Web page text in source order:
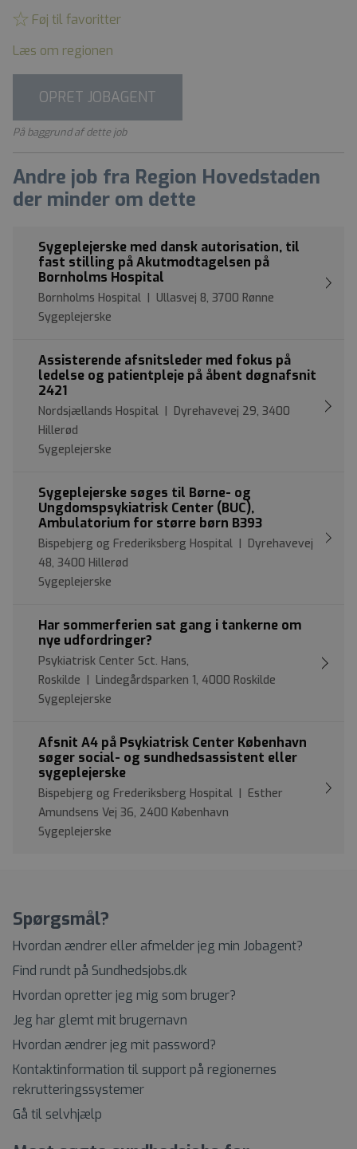
Føj til favoritter
Læs om regionen
OPRET JOBAGENT
På baggrund af dette job
Andre job fra Region Hovedstaden
der minder om dette
Sygeplejerske med dansk autorisation, til
fast stilling på Akutmodtagelsen på
Bornholms Hospital
Bornholms Hospital | Ullasvej 8, 3700 Rønne
Sygeplejerske
Assisterende afsnitsleder med fokus på
ledelse og patientpleje på åbent døgnafsnit
2421
Nordsjællands Hospital | Dyrehavevej 29, 3400
Hillerød
Sygeplejerske
Sygeplejerske søges til Børne- og
Ungdomspsykiatrisk Center (BUC),
Ambulatorium for større børn B393
Bispebjerg og Frederiksberg Hospital | Dyrehavevej
48, 3400 Hillerød
Sygeplejerske
Har sommerferien sat gang i tankerne om
nye udfordringer?
Psykiatrisk Center Sct. Hans,
Roskilde | Lindegårdsparken 1, 4000 Roskilde
Sygeplejerske
Afsnit A4 på Psykiatrisk Center København
søger social- og sundhedsassistent eller
sygeplejerske
Bispebjerg og Frederiksberg Hospital | Esther
Amundsens Vej 36, 2400 København
Sygeplejerske
Spørgsmål?
Hvordan ændrer eller afmelder jeg min Jobagent?
Find rundt på Sundhedsjobs.dk
Hvordan opretter jeg mig som bruger?
Jeg har glemt mit brugernavn
Hvordan ændrer jeg mit password?
Kontaktinformation til support på regionernes
rekrutteringssystemer
Gå til selvhjælp